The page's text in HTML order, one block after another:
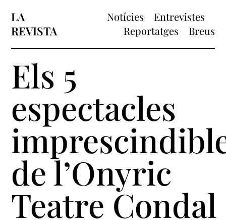
LA
REVISTA
Notícies
Entrevistes
Reportatges
Breus
Els 5
espectacles
de l’Onyric
Teatre Condal